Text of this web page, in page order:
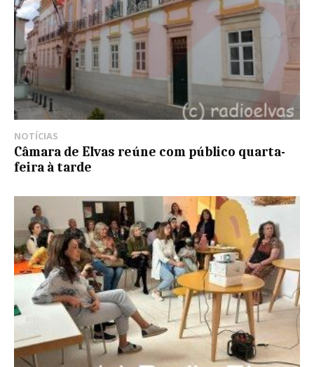
NOTÍCIAS
Câmara de Elvas reúne com público quarta-
feira à tarde